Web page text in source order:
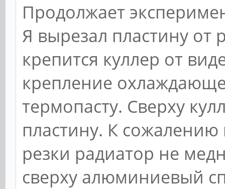
Продолжает
Я вырезал пластину от
крепится куллер от
крепление
термопасту. Сверху
пластину. К сожалению
резки радиатор не
сверху алюминиевый